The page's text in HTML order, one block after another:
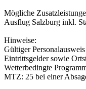
Mögliche
Ausflug Salzburg inkl.
Hinweise:
Gültiger
Eintrittsgelder sowie
Wetterbedingte
MTZ: 25 bei einer